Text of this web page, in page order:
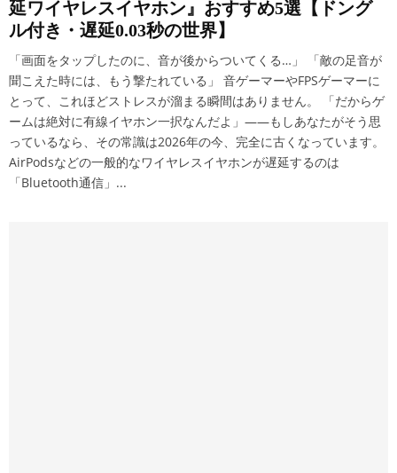
延ワイヤレスイヤホン』おすすめ5選【ドング
ル付き・遅延0.03秒の世界】
「画面をタップしたのに、音が後からついてくる…」 「敵の足音が
聞こえた時には、もう撃たれている」 音ゲーマーやFPSゲーマーに
とって、これほどストレスが溜まる瞬間はありません。 「だからゲ
ームは絶対に有線イヤホン一択なんだよ」——もしあなたがそう思
っているなら、その常識は2026年の今、完全に古くなっています。
AirPodsなどの一般的なワイヤレスイヤホンが遅延するのは
「Bluetooth通信」...